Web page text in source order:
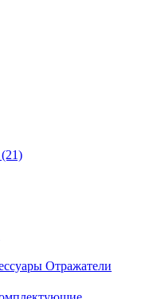
(21)
Отражатели